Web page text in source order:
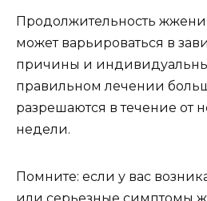
Продолжительность
может варьироваться в
причины и
правильном лечении
разрешаются в течение от
недели.
Помните: если у вас